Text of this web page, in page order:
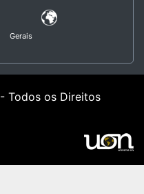
Gerais
- Todos os Direitos